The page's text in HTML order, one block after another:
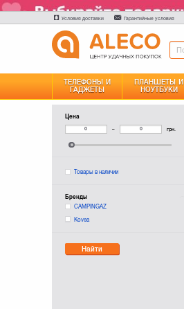
Условия доставки Гарантийные условия
ТЕЛЕФОНЫ И
ГАДЖЕТЫ
ПЛАНШЕТЫ И
НОУТБУКИ
Цена
– грн.
Товары в наличии
Бренды
CAMPINGAZ
Kovea
Найти